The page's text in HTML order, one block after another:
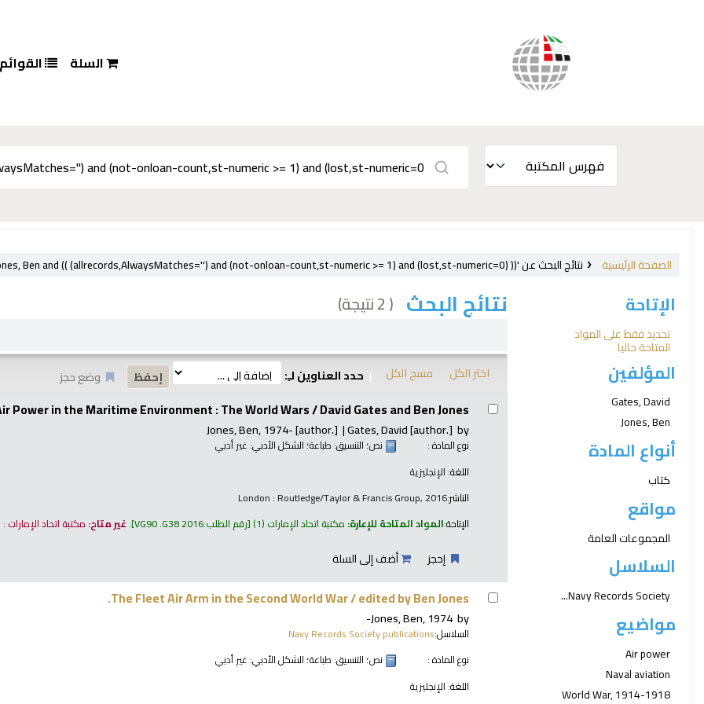
السلة القوائم
الصفحة الرئيسية نتائج البحث عن 'ccl=su:{War} and au:Jones, Ben and (( (allrecords,AlwaysMatches='') and (not-onloan-count,st-numeric >= 1) and (lost,st-numeric=0) ))'
الإتاحة
تحديد فقط على المواد
المتاحة حاليا
المؤلفين
Gates, David
Jones, Ben
أنواع المادة
كتاب
مواقع
المجموعات العامة
السلاسل
Navy Records Society...
مواضيع
Air power
Naval aviation
World War, 1914-1918
نتائج البحث ( 2 نتيجة)
اختر الكل مسح الكل حدد العناوين لـِ: وضع حجز
نتائج Power in the Maritime Environment : The World Wars /David Gates and Ben Jones.
by
Gates, David[author.]
Jones, Ben, 1974-[author.]
نوع المادة : نص؛ التنسيق: طباعة؛ الشكل الأدبي: غير أدبي
اللغة: الإنجليزية
الناشر:London : Routledge/Taylor & Francis Group, 2016
الإتاحة:المواد المتاحة للإعارة: مكتبة اتحاد الإمارات (1) رقم الطلب:VG90 .G38 2016
.غير متاح: مكتبة اتحاد
إحجز أضف إلى السلة
The Fleet Air Arm in the Second World War /edited by Ben Jones.
by
Jones, Ben, 1974-
السلاسل:Navy Records Society publications
نوع المادة :
نص؛ التنسيق: طباعة؛ الشكل الأدبي: غير أدبي
اللغة: الإنجليزية